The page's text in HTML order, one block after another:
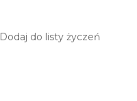
Dodaj do listy życzeń